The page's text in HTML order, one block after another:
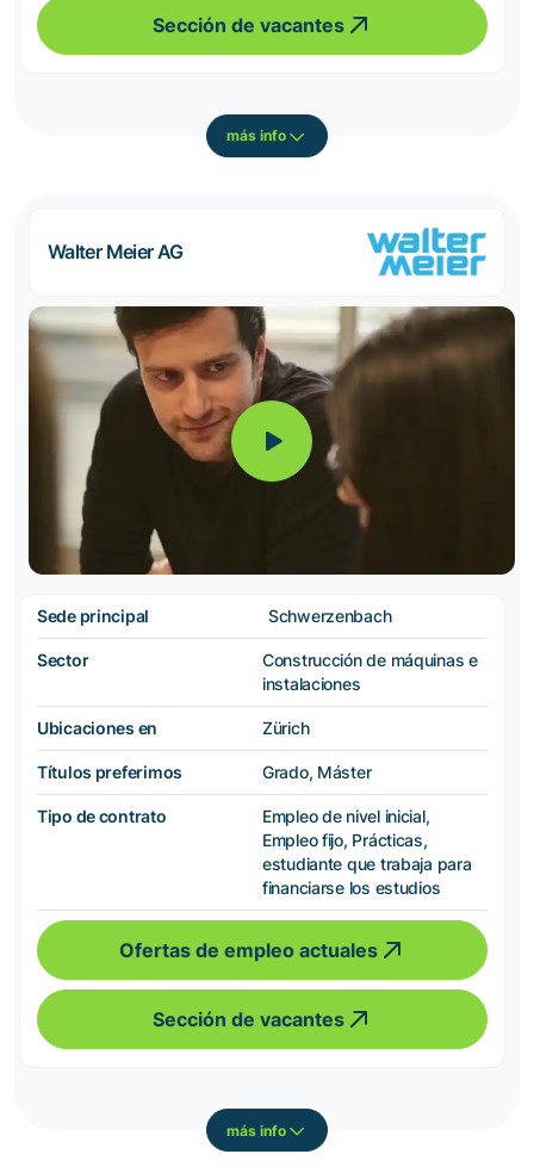
Sección de vacantes
más info
Walter Meier AG
Sede principal Schwerzenbach
Sector
Construcción de máquinas e
instalaciones
Ubicaciones en Zürich
Títulos preferimos Grado, Máster
Tipo de contrato
Empleo de nivel inicial,
Empleo fijo, Prácticas,
estudiante que trabaja para
financiarse los estudios
Ofertas de empleo actuales
Sección de vacantes
más info